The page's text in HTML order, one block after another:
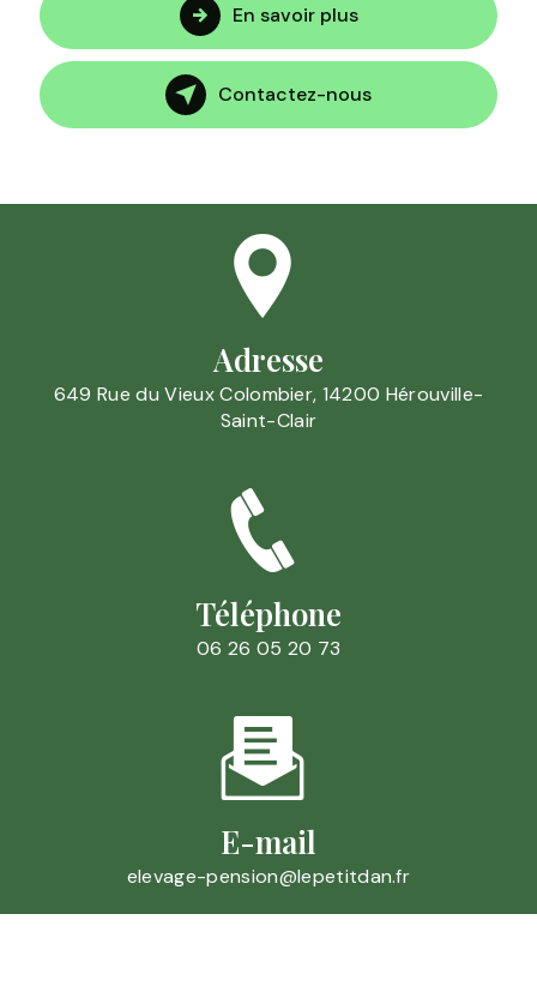
En savoir plus
Contactez-nous
Adresse
649 Rue du Vieux Colombier, 14200 Hérouville-
Saint-Clair
Téléphone
06 26 05 20 73
E-mail
elevage-pension@lepetitdan.fr